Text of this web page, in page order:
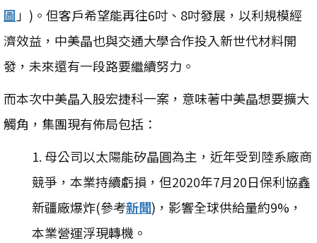
圖」)。但客戶希望能再往6吋、8吋發展，以利規模經
濟效益，中美晶也與交通大學合作投入新世代材料開
發，未來還有一段路要繼續努力。
而本次中美晶入股宏捷科一案，意味著中美晶想要擴大
觸角，集團現有佈局包括：
1. 母公司以太陽能矽晶圓為主，近年受到陸系廠商
競爭，本業持續虧損，但2020年7月20日保利協鑫
新疆廠爆炸(參考新聞)，影響全球供給量約9%，
本業營運浮現轉機。